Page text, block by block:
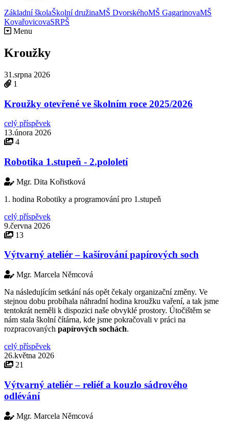
Základní školaŠkolní družinaMŠ DvorskéhoMŠ GagarinovaMŠ
KovařovicovaSRPŠ
Menu
Kroužky
31.srpna 2026
1
Kroužky otevřené ve školním roce 2025/2026
celý příspěvek
13.února 2026
4
Robotika 1.stupeň - 2.pololetí
Mgr. Dita Kořistková
1. hodina Robotiky a programování pro 1.stupeň
celý příspěvek
9.června 2026
13
Výtvarný ateliér – kašírování papírových soch
Mgr. Marcela Němcová
Na následujícím setkání nás opět čekaly organizační změny. Ve
stejnou dobu probíhala náhradní hodina kroužku vaření, a tak jsme
tentokrát neměli k dispozici naše obvyklé prostory. Útočištěm se
nám stala školní čítárna, kde jsme pokračovali v práci na
rozpracovaných papírových sochách.
celý příspěvek
26.května 2026
21
Výtvarný ateliér – reliéf a kouzlo sádrového
odlévání
Mgr. Marcela Němcová